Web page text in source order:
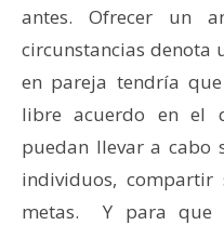
antes. Ofrecer un
circunstancias denota
en pareja tendría
libre acuerdo en el
puedan llevar a cabo
individuos, compartir
metas. Y para que